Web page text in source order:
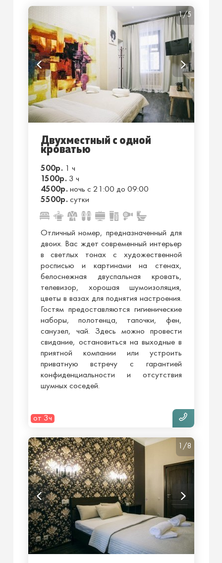
1/5
Двухместный с одной
кроватью
500р. 1 ч
1500р. 3 ч
4500р. ночь с 21:00 до 09:00
5500р. сутки
Отличный номер, предназначенный для
двоих. Вас ждет современный интерьер
в светлых тонах с художественной
росписью и картинами на стенах,
белоснежная двуспальная кровать,
телевизор, хорошая шумоизоляция,
цветы в вазах для поднятия настроения.
Гостям предоставляются гигиенические
наборы, полотенца, тапочки, фен,
санузел, чай. Здесь можно провести
свидание, остановиться на выходные в
приятной компании или устроить
приватную встречу с гарантией
конфиденциальности и отсутствия
шумных соседей.
от 3ч
1/8